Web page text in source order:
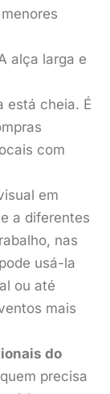
alça larga e
está cheia. É
com
em
a diferentes
nas
usá-la
ou até
mais
do
precisa